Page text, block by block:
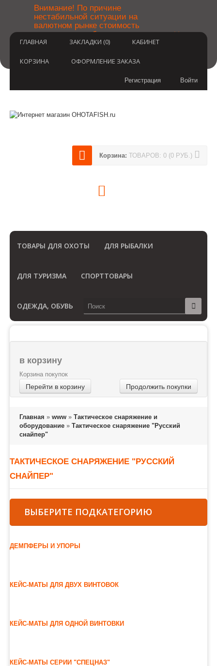
Внимание! По причине
нестабильной ситуации на
валютном рынке стоимость
товаров может быть уточнена
после оформления заказа.
неудобства.
×
ГЛАВНАЯ ЗАКЛАДКИ (0) КАБИНЕТ
КОРЗИНА ОФОРМЛЕНИЕ ЗАКАЗА
Войти
Регистрация
Корзина: ТОВАРОВ: 0 (0 РУБ.)
ТОВАРЫ ДЛЯ ОХОТЫ ДЛЯ РЫБАЛКИ
ДЛЯ ТУРИЗМА СПОРТТОВАРЫ
ОДЕЖДА, ОБУВЬ
в корзину
Корзина покупок
Перейти в корзину Продолжить покупки
Главная » www » Тактическое снаряжение и
оборудование » Тактическое снаряжение "Русский
снайпер"
ТАКТИЧЕСКОЕ СНАРЯЖЕНИЕ "РУССКИЙ
СНАЙПЕР"
ВЫБЕРИТЕ ПОДКАТЕГОРИЮ
ДЕМПФЕРЫ И УПОРЫ
КЕЙС-МАТЫ ДЛЯ ДВУХ ВИНТОВОК
КЕЙС-МАТЫ ДЛЯ ОДНОЙ ВИНТОВКИ
КЕЙС-МАТЫ СЕРИИ "СПЕЦНАЗ"